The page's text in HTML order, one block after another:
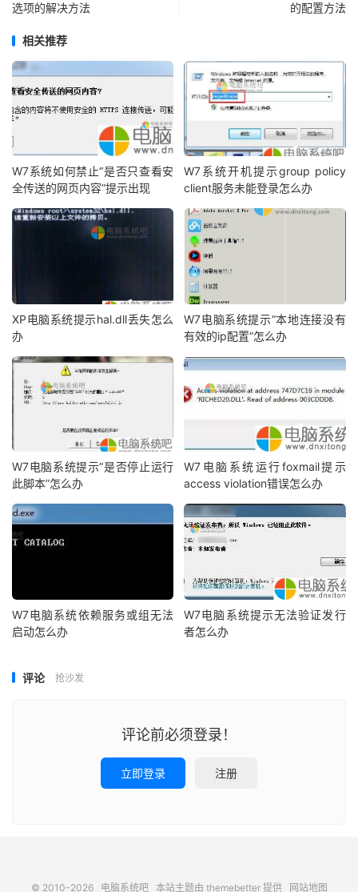
选项的解决方法
的配置方法
相关推荐
W7系统如何禁止“是否只查看安
全传送的网页内容”提示出现
W7系统开机提示group policy
client服务未能登录怎么办
XP电脑系统提示hal.dll丢失怎么
办
W7电脑系统提示“本地连接没有
有效的ip配置”怎么办
W7电脑系统提示“是否停止运行
此脚本”怎么办
W7电脑系统运行foxmail提示
access violation错误怎么办
W7电脑系统依赖服务或组无法
启动怎么办
W7电脑系统提示无法验证发行
者怎么办
评论 抢沙发
评论前必须登录！
立即登录 注册
© 2010-2026 电脑系统吧本站主题由 themebetter提供 网站地图